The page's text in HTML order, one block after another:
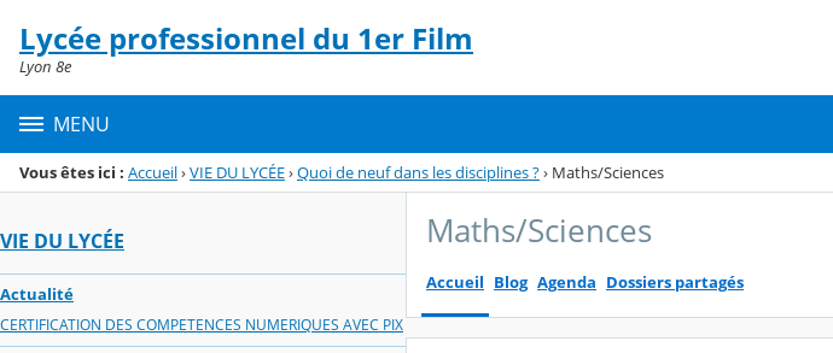
Menu de la rubrique
Contenu
Lycée professionnel du 1er Film
Lyon 8e
MENU
Vous êtes ici : Accueil›VIE DU LYCÉE›Quoi de neuf dans les disciplines ?› Maths/Sciences
VIE DU LYCÉE
Actualité
CERTIFICATION DES COMPETENCES NUMERIQUES AVEC PIX
Maths/Sciences
Accueil Blog Agenda Dossiers partagés